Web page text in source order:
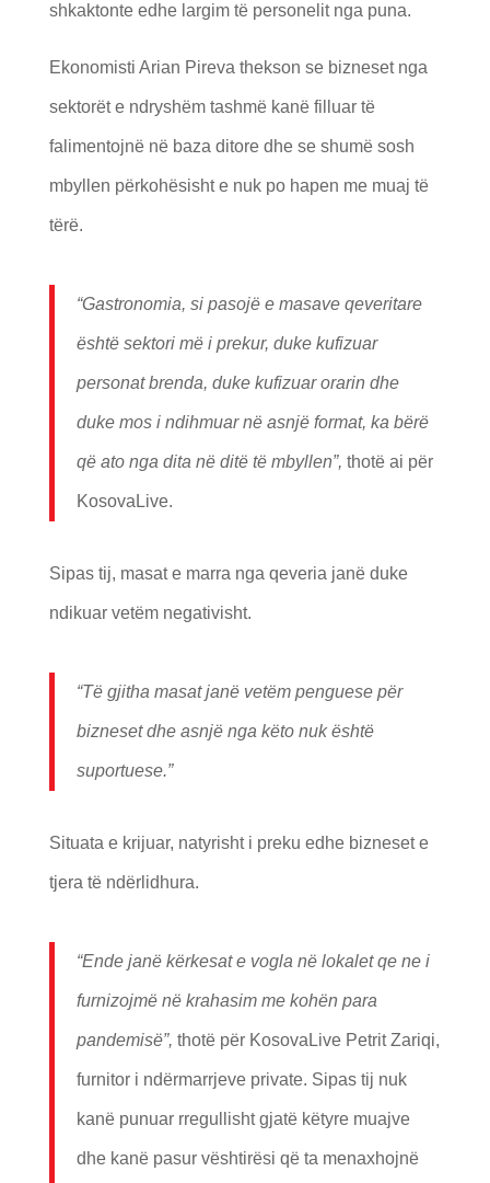
shkaktonte edhe largim të personelit nga puna.
Ekonomisti Arian Pireva thekson se bizneset nga
sektorët e ndryshëm tashmë kanë filluar të
falimentojnë në baza ditore dhe se shumë sosh
mbyllen përkohësisht e nuk po hapen me muaj të
tërë.
“Gastronomia, si pasojë e masave qeveritare
është sektori më i prekur, duke kufizuar
personat brenda, duke kufizuar orarin dhe
duke mos i ndihmuar në asnjë format, ka bërë
që ato nga dita në ditë të mbyllen”, thotë ai për
KosovaLive.
Sipas tij, masat e marra nga qeveria janë duke
ndikuar vetëm negativisht.
“Të gjitha masat janë vetëm penguese për
bizneset dhe asnjë nga këto nuk është
suportuese.”
Situata e krijuar, natyrisht i preku edhe bizneset e
tjera të ndërlidhura.
“Ende janë kërkesat e vogla në lokalet qe ne i
furnizojmë në krahasim me kohën para
pandemisë”, thotë për KosovaLive Petrit Zariqi,
furnitor i ndërmarrjeve private. Sipas tij nuk
kanë punuar rregullisht gjatë këtyre muajve
dhe kanë pasur vështirësi që ta menaxhojnë